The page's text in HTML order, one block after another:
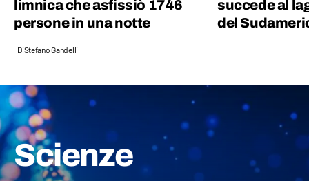
limnica che asfissiò 1746
persone in una notte
DiStefano Gandelli
succede al
del
Scienze